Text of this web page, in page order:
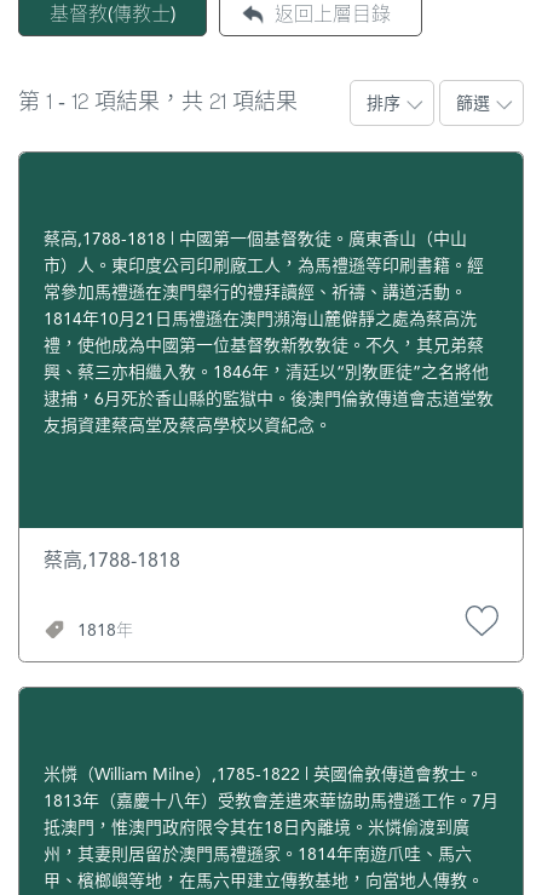
教
市
基督教(傳教士) 返回上層目錄
第 1 - 12 項結果，共 21 項結果 排序 篩選
蔡高,1788-1818 | 中國第一個基督敎徒。廣東香山（中山
市）人。東印度公司印刷廠工人，為馬禮遜等印刷書籍。經
常參加馬禮遜在澳門舉行的禮拜讀經、祈禱、講道活動。
1814年10月21日馬禮遜在澳門瀕海山麓僻靜之處為蔡高洗
禮，使他成為中國第一位基督敎新敎敎徒。不久，其兄弟蔡
興、蔡三亦相繼入敎。1846年，清廷以“別敎匪徒”之名將他
逮捕，6月死於香山縣的監獄中。後澳門倫敦傳道會志道堂敎
友捐資建蔡高堂及蔡高學校以資紀念。
蔡高,1788-1818
1818年
米憐（William Milne）,1785-1822 | 英國倫敦傳道會教士。
1813年（嘉慶十八年）受教會差遣來華協助馬禮遜工作。7月
抵澳門，惟澳門政府限令其在18日內離境。米憐偷渡到廣
州，其妻則居留於澳門馬禮遜家。1814年南遊爪哇、馬六
甲、檳榔嶼等地，在馬六甲建立傳教基地，向當地人傳教。